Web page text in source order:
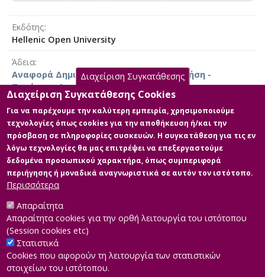
Εκδότης
Hellenic Open University
Άδεια
Αναφορά Δημιουργού - Μη Εμπορική Χρήση -
Παρόμοια Διανομή 4.0 Διεθνές
Κύρια Αρχεία Διατριβής
Κύριο μέρος της Διπλωματικής
Περιγραφή: ΜΔΕ_Ευδαίμων
Διαχείριση Συγκατάθεσης
Διαχείριση Συγκατάθεσης Cookies
Για να παρέχουμε την καλύτερη εμπειρία, χρησιμοποιούμε
τεχνολογίες όπως cookies για την αποθήκευση ή/και την
πρόσβαση σε πληροφορίες συσκευών. Η συγκατάθεση για τις εν
λόγω τεχνολογίες θα μας επιτρέψει να επεξεργαστούμε
δεδομένα προσωπικού χαρακτήρα, όπως συμπεριφορά
περιήγησης ή μοναδικά αναγνωριστικά σε αυτόν τον ιστότοπο.
Περισσότερα
Απαραίτητα
Απαραίτητα cookies για την ορθή λειτουργία του ιστότοπου
(Session cookies etc)
Στατιστικά
Cookies που αφορούν τη λειτουργία των στατιστικών
στοιχείων του ιστότοπου.